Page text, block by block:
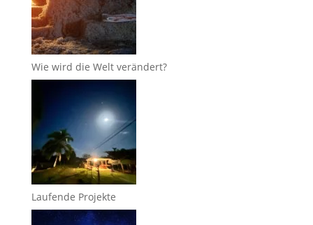
Wie wird die Welt verändert?
Laufende Projekte